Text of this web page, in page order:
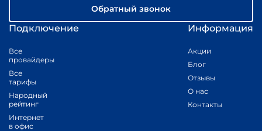
Подключение
Все
провайдеры
Все
тарифы
Народный
рейтинг
Интернет
в офис
Информация
Акции
Блог
Отзывы
О нас
Контакты
Обратный звонок